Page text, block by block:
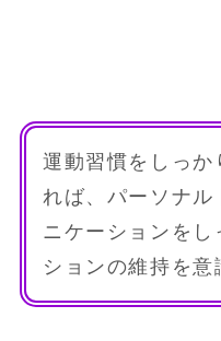
運動習慣をしっか
れば、パーソナル
ニケーションをし
ションの維持を意